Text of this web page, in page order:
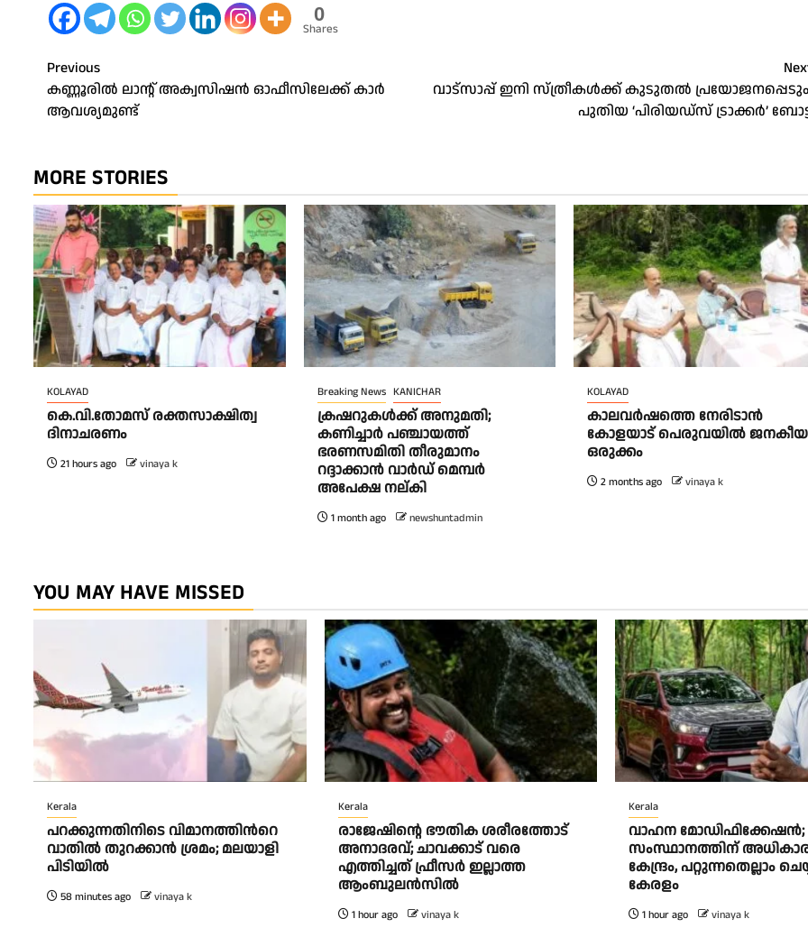
0
Shares
Post
navigation
Previous
കണ്ണൂരിൽ ലാന്റ് അക്വസിഷൻ ഓഫീസിലേക്ക് കാർ
ആവശ്യമുണ്ട്
വാട്‌സാപ്പ് ഇനി സ്ത്രീകള്‍ക്ക് കുടുതല്‍
പുതിയ ‘പിരിയഡ്‌സ് ട്രാക്കര്‍’
MORE STORIES
KOLAYAD
കെ.വി.തോമസ് രക്തസാക്ഷിത്വ
ദിനാചരണം
21 hours ago vinaya k
Breaking News KANICHAR
ക്രഷറുകൾക്ക് അനുമതി;
കണിച്ചാർ പഞ്ചായത്ത്
ഭരണസമിതി തീരുമാനം
റദ്ദാക്കാൻ വാർഡ് മെമ്പർ
അപേക്ഷ നല്കി
1 month ago newshuntadmin
KOLAYAD
കാലവർഷത്തെ നേരിടാൻ
കോളയാട് പെരുവയിൽ ജനകീയ
ഒരുക്കം
2 months ago vinaya k
YOU MAY HAVE MISSED
Kerala
പറക്കുന്നതിനിടെ വിമാനത്തിന്‍റെ
വാതിൽ തുറക്കാൻ ശ്രമം; മലയാളി
പിടിയിൽ
58 minutes ago vinaya k
Kerala
രാജേഷിന്റെ ഭൗതിക ശരീരത്തോട്
അനാദരവ്; ചാവക്കാട് വരെ
എത്തിച്ചത് ഫ്രീസര്‍ ഇല്ലാത്ത
ആംബുലന്‍സില്‍
1 hour ago vinaya k
Kerala
വാഹന മോഡിഫിക്കേഷൻ;
സംസ്ഥാനത്തിന്
കേന്ദ്രം, പറ്റുന്നതെല്ലാം
കേരളം
1 hour ago vinaya k